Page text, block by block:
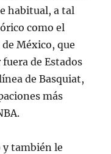
habitual, a tal
como el
México, que
de Estados
de Basquiat,
más
y también le